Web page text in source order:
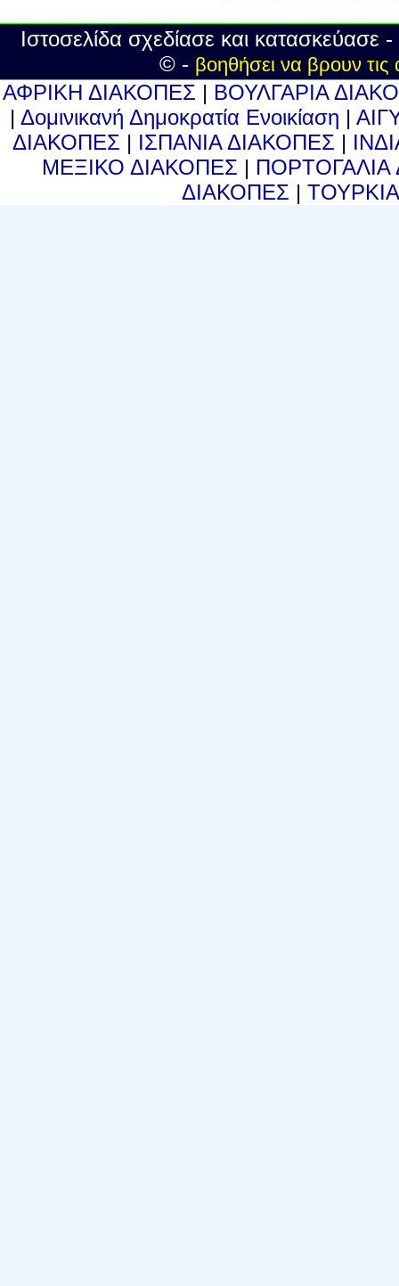
Ιστοσελίδα σχεδίασε και
© - βοηθήσει να βρουν τις
ΑΦΡΙΚΗ ΔΙΑΚΟΠΕΣ | ΒΟΥΛΓΑΡΙΑ
| Δομινικανή Δημοκρατία Ενοικίαση |
ΔΙΑΚΟΠΕΣ | ΙΣΠΑΝΙΑ ΔΙΑΚΟΠΕΣ |
ΜΕΞΙΚΟ ΔΙΑΚΟΠΕΣ |
ΔΙΑΚΟΠΕΣ |